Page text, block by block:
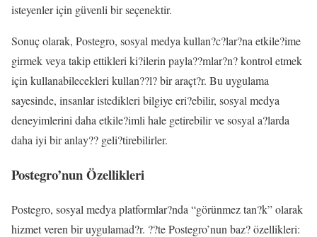
isteyenler için güvenli bir seçenektir.
Sonuç olarak, Postegro, sosyal medya kullan?c?lar?na etkile?ime
girmek veya takip ettikleri ki?ilerin payla??mlar?n? kontrol etmek
için kullanabilecekleri kullan??l? bir araçt?r. Bu uygulama
sayesinde, insanlar istedikleri bilgiye eri?ebilir, sosyal medya
deneyimlerini daha etkile?imli hale getirebilir ve sosyal a?larda
daha iyi bir anlay?? geli?tirebilirler.
Postegro’nun Özellikleri
Postegro, sosyal medya platformlar?nda “görünmez tan?k” olarak
hizmet veren bir uygulamad?r. ??te Postegro’nun baz? özellikleri: